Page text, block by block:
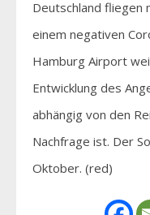
Deutschland fliegen
einem negativen
Hamburg Airport
Entwicklung des
abhängig von den
Nachfrage ist. Der
Oktober. (red)